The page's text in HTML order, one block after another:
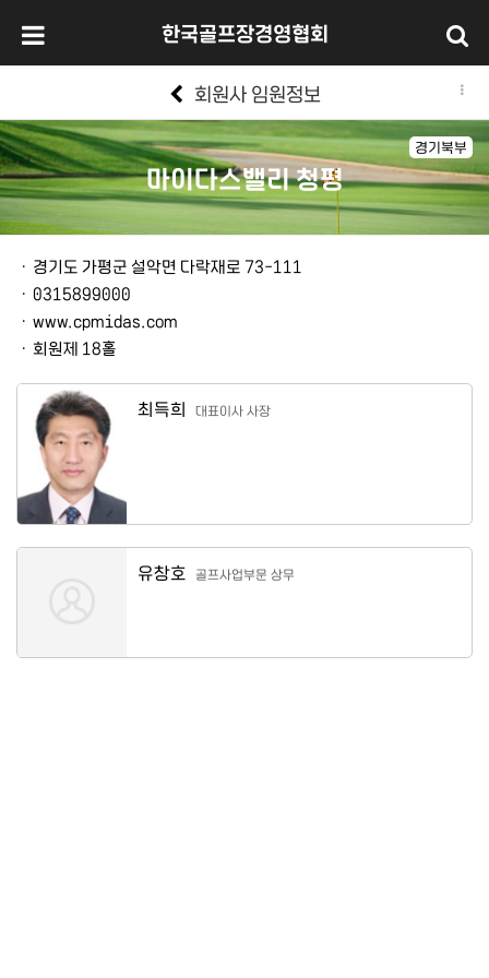
한국골프장경영협회
회원사 임원정보
경기북부
마이다스밸리 청평
본문
ㆍ 경기도 가평군 설악면 다락재로 73-111
ㆍ 0315899000
ㆍ www.cpmidas.com
ㆍ 회원제 18홀
최득희 대표이사 사장
유창호 골프사업부문 상무